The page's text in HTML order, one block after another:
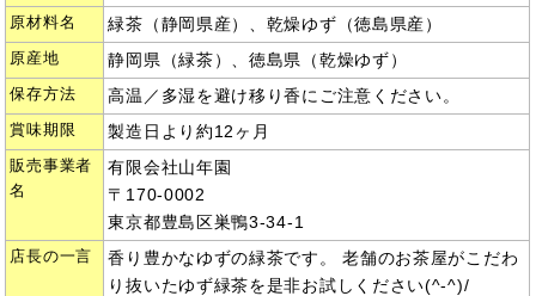
原材料名 緑茶（静岡県産）、乾燥ゆず（徳島県産）
原産地 静岡県（緑茶）、徳島県（乾燥ゆず）
保存方法 高温／多湿を避け移り香にご注意ください。
賞味期限 製造日より約12ヶ月
販売事業者
名
有限会社山年園
〒170-0002
東京都豊島区巣鴨3-34-1
店長の一言
香り豊かなゆずの緑茶です。 老舗のお茶屋がこだわ
り抜いたゆず緑茶を是非お試しください(^-^)/